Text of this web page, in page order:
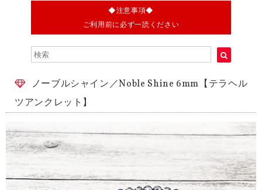
◆注意事項◆
ご利用前に必ず一読ください
ノーブルシャイン／Noble Shine 6mm【テラヘル
ツアンクレット】